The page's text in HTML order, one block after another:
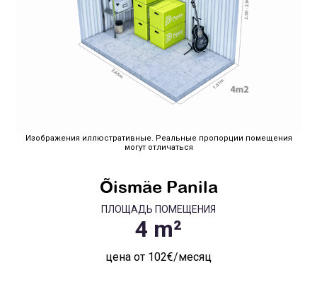
Изображения иллюстративные. Реальные пропорции помещения
могут отличаться
Õismäe Panila
ПЛОЩАДЬ ПОМЕЩЕНИЯ
цена от 102€/месяц